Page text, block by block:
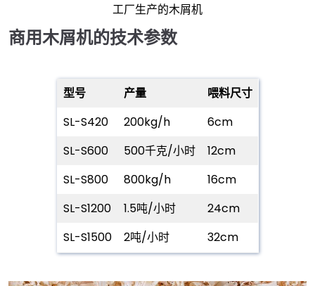
工厂生产的木屑机
商用木屑机的技术参数
型号 产量
喂料尺寸
SL-S420
200kg/h
6cm
SL-S600
500千克/小时
12cm
SL-S800
800kg/h
16cm
SL-S1200
1.5吨/小时
24cm
SL-S1500
2吨/小时 32cm